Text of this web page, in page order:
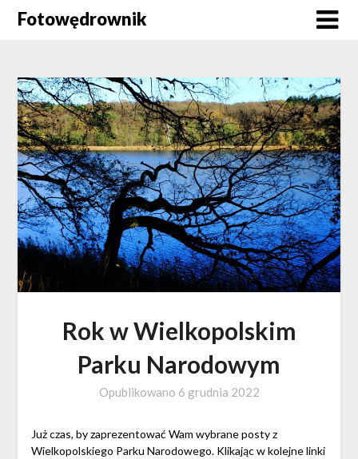
SkipFotowędrownik
Rok w Wielkopolskim
Parku Narodowym
Opublikowano 6 grudnia 2022
Już czas, by zaprezentować Wam wybrane posty z
Wielkopolskiego Parku Narodowego. Klikając w kolejne linki